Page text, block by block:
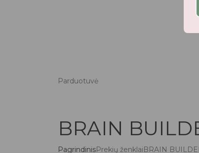
Parduotuvė
BRAIN
PagrindinisPrekių ženklai BRAIN